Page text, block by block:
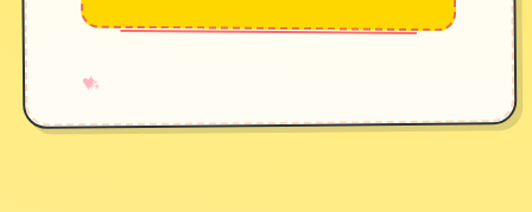
♥
✧
→